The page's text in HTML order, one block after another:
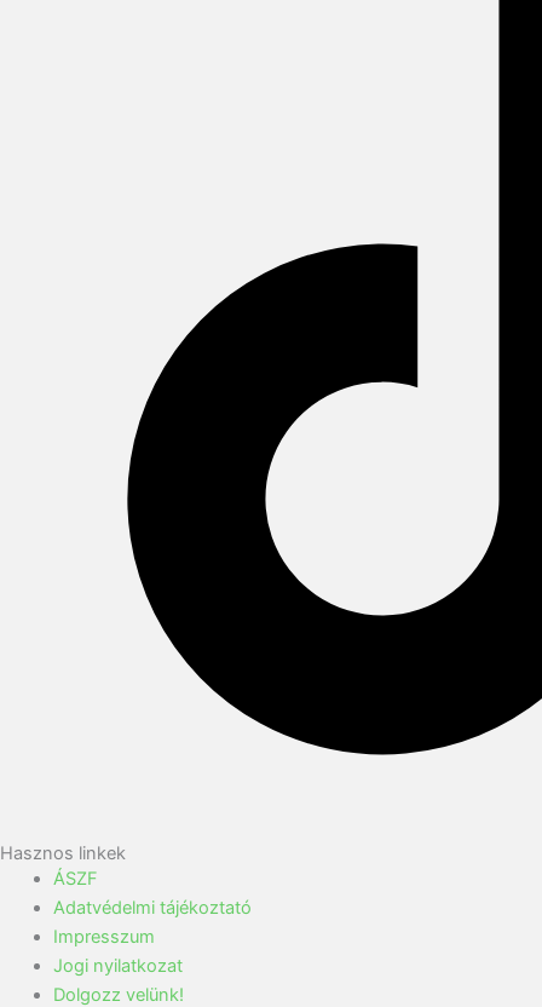
Hasznos linkek
ÁSZF
Adatvédelmi tájékoztató
Impresszum
Jogi nyilatkozat
Dolgozz velünk!